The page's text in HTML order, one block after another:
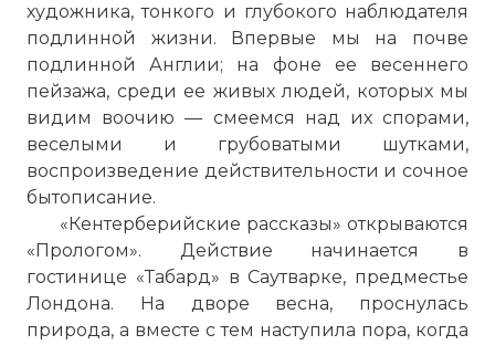
художника, тонкого и глубокого наблюдателя
подлинной жизни. Впервые мы на почве
подлинной Англии; на фоне ее весеннего
пейзажа, среди ее живых людей, которых мы
видим воочию — смеемся над их спорами,
веселыми и грубоватыми шутками,
воспроизведение действительности и соч­ное
бытописание.
«Кентерберийские рассказы» открываются
«Прологом». Действие начинается в
гостинице «Табард» в Саутварке, предместье
Лондона. На дворе весна, просну­лась
природа, а вместе с тем наступила пора, когда